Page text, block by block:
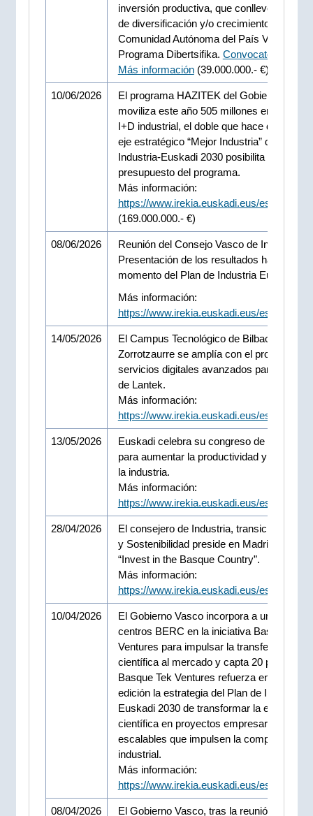
inversión productiva, que conlleve
de diversificación y/o crecimiento en la
Comunidad Autónoma del País Vasco.
Programa Dibertsifika. Convocatoria 2026
Más información(39.000.000.- €)
10/06/2026
El programa HAZITEK del Gobierno Vasco
moviliza este año 505 millones en
I+D industrial, el doble que hace dos años.
eje estratégico “Mejor Industria” del Plan
Industria-Euskadi 2030 posibilita aumentar
presupuesto del programa.
Más información:
https://www.irekia.euskadi.eus/es/news/
(169.000.000.- €)
08/06/2026
Reunión del Consejo Vasco de Industria.
Presentación de los resultados hasta el
momento del Plan de Industria Euskadi
Más información:
https://www.irekia.euskadi.eus/es/news/
14/05/2026
El Campus Tecnológico de Bilbao en
Zorrotzaurre se amplía con el proyecto de
servicios digitales avanzados para la
de Lantek.
Más información:
https://www.irekia.euskadi.eus/es/news/
13/05/2026
Euskadi celebra su congreso de la IA
para aumentar la productividad y
la industria.
Más información:
https://www.irekia.euskadi.eus/es/news/
28/04/2026
El consejero de Industria, transición
y Sostenibilidad preside en Madrid el
“Invest in the Basque Country”.
Más información:
https://www.irekia.euskadi.eus/es/news/
10/04/2026
El Gobierno Vasco incorpora a
centros BERC en la iniciativa Basque Tek
Ventures para impulsar la transferencia
científica al mercado y capta 20 proyectos
Basque Tek Ventures refuerza en su
edición la estrategia del Plan de Industria -
Euskadi 2030 de transformar la excelencia
científica en proyectos empresariales
escalables que impulsen la competitividad
industrial.
Más información:
https://www.irekia.euskadi.eus/es/news/
08/04/2026 El Gobierno Vasco, tras la reunión del